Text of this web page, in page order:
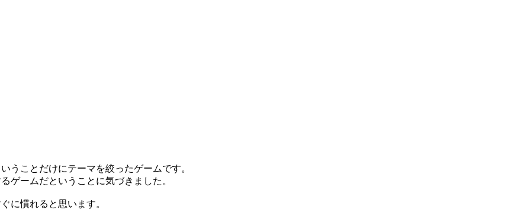
ことだけにテーマを絞ったゲームです。
ゲームだということに気づきました。
に慣れると思います。